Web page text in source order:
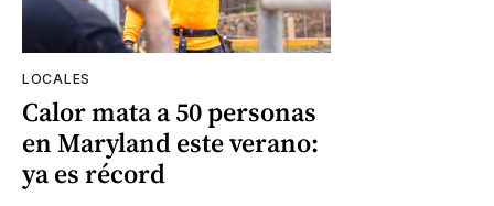
LOCALES
Calor mata a 50 personas
en Maryland este verano:
ya es récord